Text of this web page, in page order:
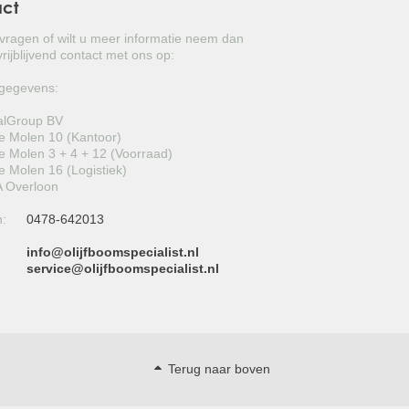
JAPANSE WOLMISPEL
VORMSNOEI
BAMBOE
SCHIJNHULST
of wilt u meer informatie neem dan
contact met ons op:
BV
Molen 10 (Kantoor)
Molen 3 + 4 + 12 (Voorraad)
Molen 16 (Logistiek)
Overloon
0478-642013
info@olijfboomspecialist.nl
service@olijfboomspecialist.nl
Terug naar boven